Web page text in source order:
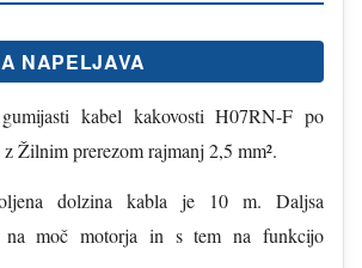
NAPELJAVA
kabel kakovosti H07RN-F po
Žilnim prerezom rajmanj 2,5 mm².
dolzina kabla je 10 m. Daljsa
na moč motorja in s tem na funkcijo